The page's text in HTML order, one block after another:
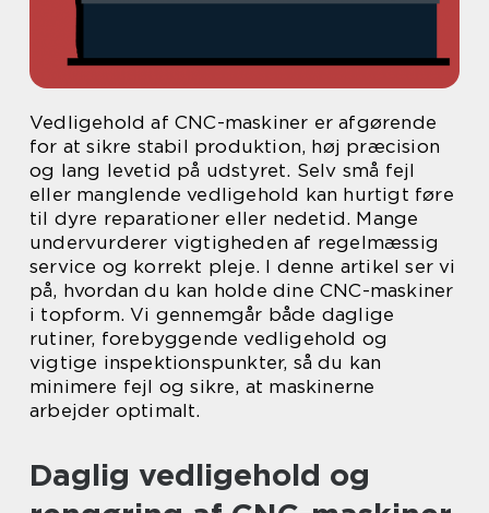
Vedligehold af CNC-maskiner er afgørende
for at sikre stabil produktion, høj præcision
og lang levetid på udstyret. Selv små fejl
eller manglende vedligehold kan hurtigt føre
til dyre reparationer eller nedetid. Mange
undervurderer vigtigheden af regelmæssig
service og korrekt pleje. I denne artikel ser vi
på, hvordan du kan holde dine CNC-maskiner
i topform. Vi gennemgår både daglige
rutiner, forebyggende vedligehold og
vigtige inspektionspunkter, så du kan
minimere fejl og sikre, at maskinerne
arbejder optimalt.
Daglig vedligehold og